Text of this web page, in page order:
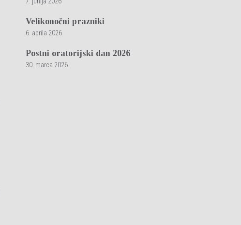
Velikonočni prazniki
6. aprila 2026
Postni oratorijski dan 2026
30. marca 2026